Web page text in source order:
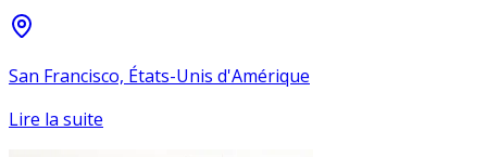
San Francisco, États-Unis d'Amérique
Lire la suite